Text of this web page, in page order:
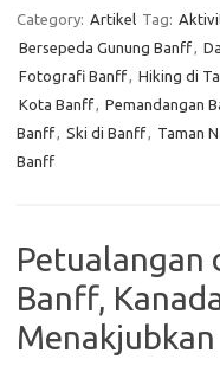
Category: Artikel Tag:
Bersepeda Gunung Banff,
Fotografi Banff, Hiking di
Kota Banff, Pemandangan
Banff, Ski di Banff, Taman
Banff
Petualangan
Banff,
Menakjubkan